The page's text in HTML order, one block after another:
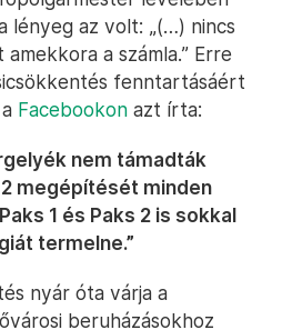
lényeg az volt: „(…) nincs
a számla.” Erre
fenntartásáért
Facebookon azt írta:
nem támadták
megépítését minden
1 és Paks 2 is sokkal
termelne.”
nyár óta várja a
beruházásokhoz